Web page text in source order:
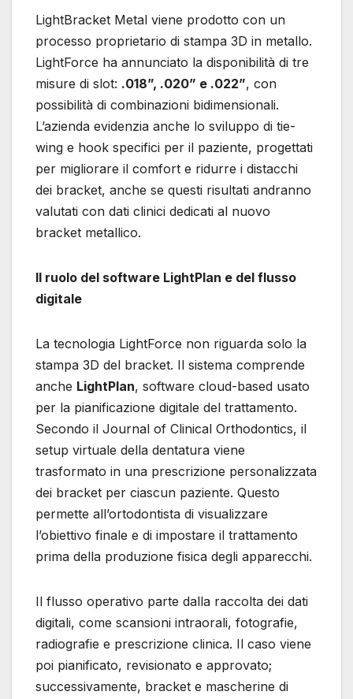
LightBracket Metal viene prodotto con un
processo proprietario di stampa 3D in metallo.
LightForce ha annunciato la disponibilità di tre
misure di slot: .018”, .020” e .022”, con
possibilità di combinazioni bidimensionali.
L’azienda evidenzia anche lo sviluppo di tie-
wing e hook specifici per il paziente, progettati
per migliorare il comfort e ridurre i distacchi
dei bracket, anche se questi risultati andranno
valutati con dati clinici dedicati al nuovo
bracket metallico.
Il ruolo del software LightPlan e del flusso
digitale
La tecnologia LightForce non riguarda solo la
stampa 3D del bracket. Il sistema comprende
anche LightPlan, software cloud-based usato
per la pianificazione digitale del trattamento.
Secondo il Journal of Clinical Orthodontics, il
setup virtuale della dentatura viene
trasformato in una prescrizione personalizzata
dei bracket per ciascun paziente. Questo
permette all’ortodontista di visualizzare
l’obiettivo finale e di impostare il trattamento
prima della produzione fisica degli apparecchi.
Il flusso operativo parte dalla raccolta dei dati
digitali, come scansioni intraorali, fotografie,
radiografie e prescrizione clinica. Il caso viene
poi pianificato, revisionato e approvato;
successivamente, bracket e mascherine di